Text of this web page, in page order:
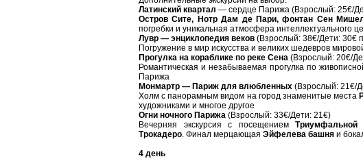
Латинский квартал — сердце Парижа (Взрослый: 25€/
Остров Сите, Нотр Дам де Пари, фонтан Сен
погребки и уникальная атмосфера интеллектуального
Лувр — энциклопедия веков (Взрослый: 38€/Дети: 30€
Погружение в мир искусства и великих шедевров
Прогулка на кораблике по реке Сена (Взрослый: 20€/
Романтическая и незабываемая прогулка по
Парижа
Монмартр — Париж для влюбленных (Взрослый: 21€/
Холм с панорамным видом на город знаменитые места
художниками и многое другое
Огни ночного Парижа (Взрослый: 33€/Дети: 21€)
Вечерняя экскурсия с посещениемТриумфальной
Трокадеро. Финал мерцающая Эйфелева башня и
4 день